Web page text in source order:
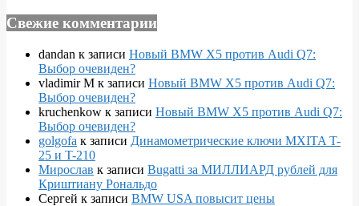
Свежие комментарии
dandan к записи Новый BMW X5 против Audi Q7:
Выбор очевиден?
vladimir M к записи Новый BMW X5 против Audi Q7:
Выбор очевиден?
kruchenkow к записи Новый BMW X5 против Audi Q7:
Выбор очевиден?
golgofa к записи Динамометрические ключи MXITA T-
25 и T-210
Мирослав к записи Bugatti за МИЛЛИАРД рублей для
Криштиану Рональдо
Сергей к записи BMW USA повысит цены